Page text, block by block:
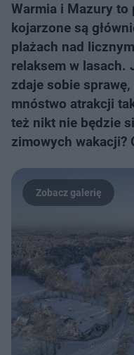
Warmia i Mazury to
kojarzone są
plażach nad
relaksem w lasach.
zdaje sobie
mnóstwo atrakcji
też nikt nie będzie
zimowych wakacji?